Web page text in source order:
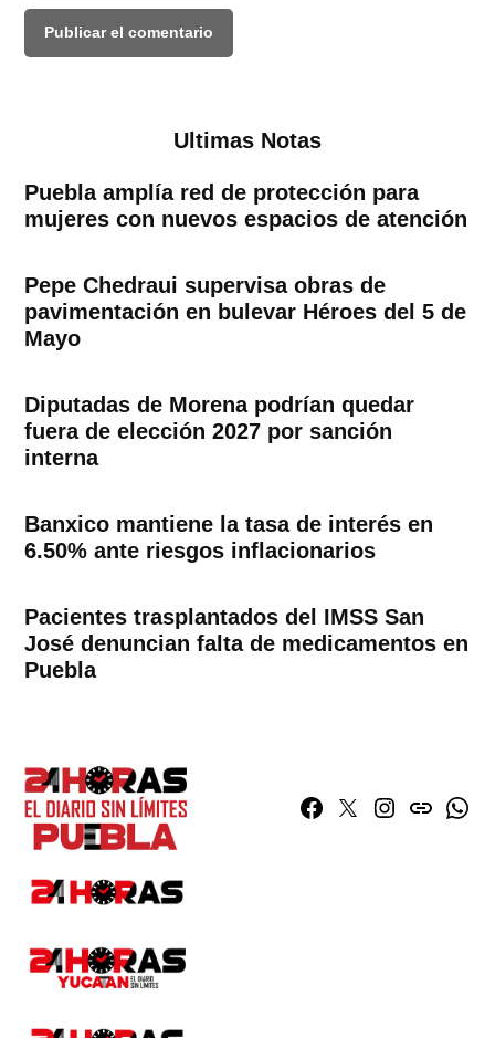
Ultimas Notas
Puebla amplía red de protección para
mujeres con nuevos espacios de atención
Pepe Chedraui supervisa obras de
pavimentación en bulevar Héroes del 5 de
Mayo
Diputadas de Morena podrían quedar
fuera de elección 2027 por sanción
interna
Banxico mantiene la tasa de interés en
6.50% ante riesgos inflacionarios
Pacientes trasplantados del IMSS San
José denuncian falta de medicamentos en
Puebla
Facebook
TwitterInstagram
issuu